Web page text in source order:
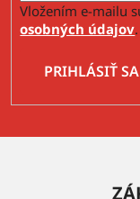
Vložením e-mailu
osobných údajov.
PRIHLÁSIŤ SA